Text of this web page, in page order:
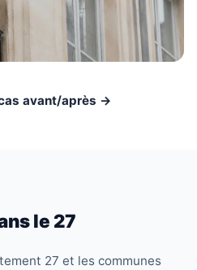
avant/après →
le 27
27 et les communes